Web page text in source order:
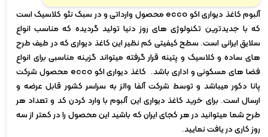
آلبوم کاغذ دیواری اکو ecco محصول وارداتی و در سبک نئو کلاسیک است
که با جدیدترین تکنولوژی های روز دنیا تولید گردیده که مناسب انواع
سلایق ایرانی است. سطح کیفیتی کم نظیر این کاغذ دیواری که در طیف طرح
های ساده و کلاسیک و پتینه قرار گرفته میتواند گزینه مناسبی برای انواع
فضا های مسکونی و اداری باشد. کاغذ دیواری اکو ecco محصول شرکت
پانا دکور میباشد و توسط شرکت آلفا والز به سراسر کشور قابل عرضه و
ارسال است. برای خرید کاغذ دیواری این آلبوم با وارد کردن کد و تعداد هر
طرح شما میتوانید در هر کجای ایران که باشید این محصول را در کمتر از سه
روز کاری در یافت نمایید.